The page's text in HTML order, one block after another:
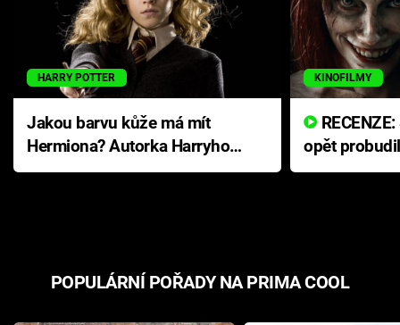
HARRY POTTER
Jakou barvu kůže má mít
Hermiona? Autorka Harryho
Pottera přišla s ráznou
KINOFILMY
opět
přichází s
POPULÁRNÍ POŘADY NA PRIMA COOL